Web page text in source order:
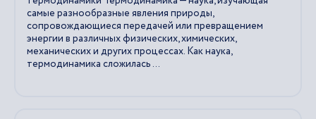
самые разнообразные явления природы,
сопровождающиеся передачей или превращением
энергии в различных физических, химических,
механических и других процессах. Как наука,
термодинамика сложилась ...